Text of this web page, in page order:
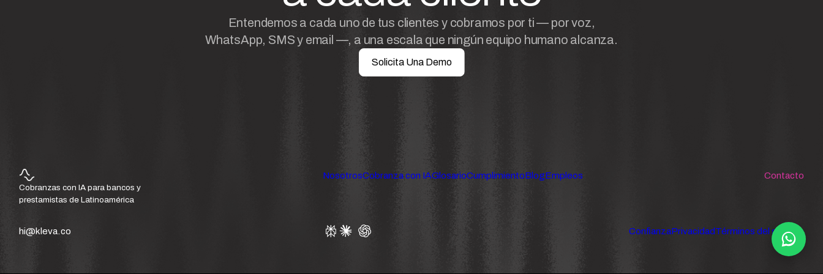
Entendemos a cada uno de tus clientes y cobramos por ti — por voz,
WhatsApp, SMS y email —, a una escala que ningún equipo humano alcanza.
Solicita Una Demo
Cobranzas con IA para bancos y
prestamistas de Latinoamérica
NosotrosCobranza con IAGlosarioCumplimientoBlogEmpleos Contacto
hi@kleva.co ConfianzaPrivacidadTérminos del servicio